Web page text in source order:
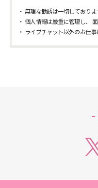
無理な勧誘は一切しておりま
個人情報は厳重に管理し、
ライブチャット以外のお仕